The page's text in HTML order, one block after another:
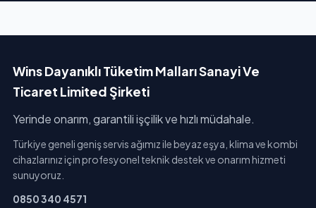
Wins Dayanıklı Tüketim Malları Sanayi Ve
Ticaret Limited Şirketi
Yerinde onarım, garantili işçilik ve hızlı müdahale.
Türkiye geneli geniş servis ağımız ile beyaz eşya, klima ve kombi
cihazlarınız için profesyonel teknik destek ve onarım hizmeti
sunuyoruz.
0850 340 4571